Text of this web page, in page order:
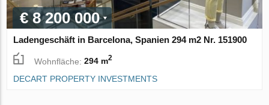
€ 8 200 000
Ladengeschäft in Barcelona, Spanien 294 m2 Nr. 151900
Wohnfläche:294 m2
DECART PROPERTY INVESTMENTS